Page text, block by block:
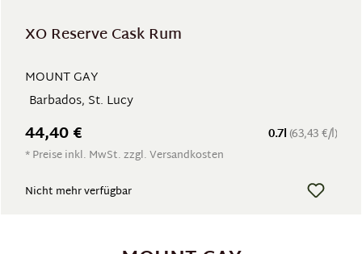
XO Reserve Cask Rum
MOUNT GAY
Barbados, St. Lucy
0.7l (63,43 €/l)
44,40 €
* Preise inkl. MwSt. zzgl. Versandkosten
Nicht mehr verfügbar